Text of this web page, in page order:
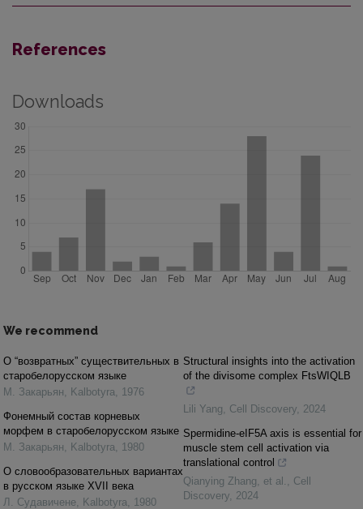
References
Downloads
We recommend
О “возвратных” существительных в
старобелорусском языке
М. Закарьян, Kalbotyra, 1976
Фонемный состав корневых
морфем в старобелорусском языке
М. Закарьян, Kalbotyra, 1980
О словообразовательных вариантах
в русском языке XVII века
Л. Cудавичене, Kalbotyra, 1980
Structural insights into the activation
of the divisome complex FtsWIQLB
Lili Yang, Cell Discovery, 2024
Spermidine-eIF5A axis is essential for
muscle stem cell activation via
translational control
Qianying Zhang, et al. , Cell
Discovery, 2024